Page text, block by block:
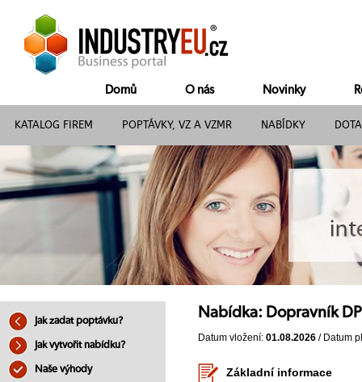
Domů O nás Novinky
KATALOG FIREM POPTÁVKY, VZ A VZMR NABÍDKY
Jak zadat poptávku?
Jak vytvořit nabídku?
Naše výhody
Nabídka: Dopravník
Datum vložení: 01.08.2026 / Datum
Základní informace